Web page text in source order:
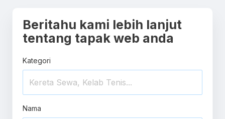
Beritahu kami lebih lanjut
tentang tapak web anda
Kategori
Nama